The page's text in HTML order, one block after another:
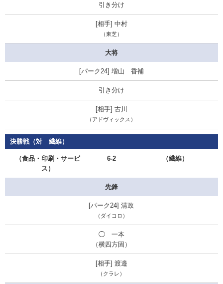
引き分け
中村
（東芝）
大将
増山 香補
引き分け
古川
（アドヴィックス）
決勝戦（対 繊維）
（食品・印刷・サービ
ス）
6-2 （繊維）
先鋒
清政
（ダイコロ）
◯ 一本
（横四方固）
渡邉
（クラレ）